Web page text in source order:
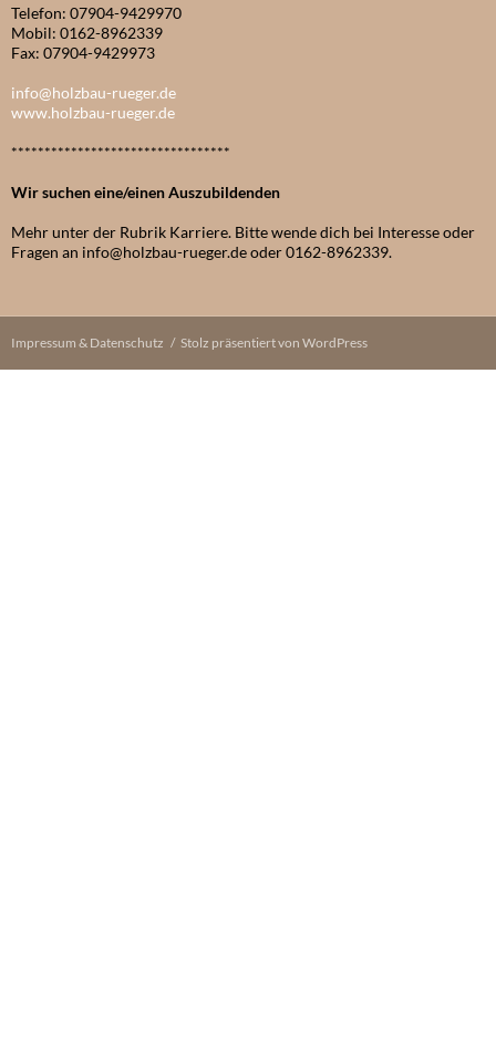
Telefon: 07904-9429970
Mobil: 0162-8962339
Fax: 07904-9429973
info@holzbau-rueger.de
www.holzbau-rueger.de
*********************************
Wir suchen eine/einen Auszubildenden
Mehr unter der Rubrik Karriere. Bitte wende dich bei Interesse oder
Fragen an info@holzbau-rueger.de oder 0162-8962339.
Impressum & Datenschutz Stolz präsentiert von WordPress